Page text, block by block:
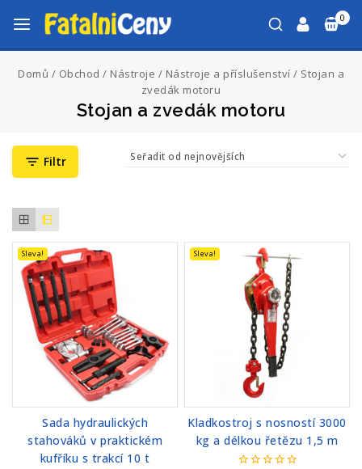
0
Domů / Obchod / Nástroje / Nástroje a příslušenství / Stojan a
zvedák motoru
Stojan a zvedák motoru
Filtr
Sleva!
Sada hydraulických
stahováků v praktickém
kufříku s trakcí 10 t
Sleva!
Kladkostroj s nosností 3000
kg a délkou řetězu 1,5 m